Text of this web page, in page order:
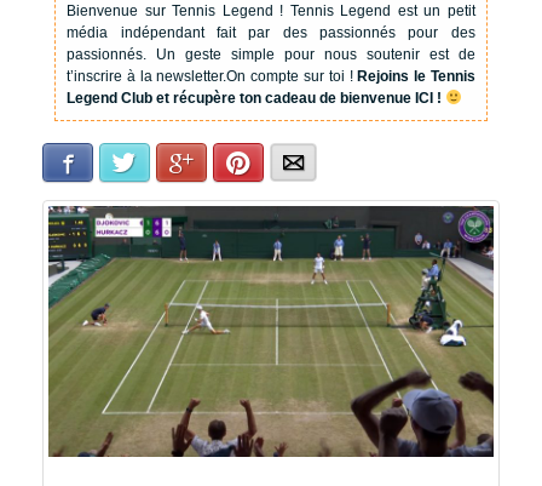
Bienvenue sur Tennis Legend ! Tennis Legend est un petit
média indépendant fait par des passionnés pour des
passionnés. Un geste simple pour nous soutenir est de
t’inscrire à la newsletter.On compte sur toi !Rejoins le Tennis
Legend Club et récupère ton cadeau de bienvenue ICI !
Facebook Twitter Google+Pinterest